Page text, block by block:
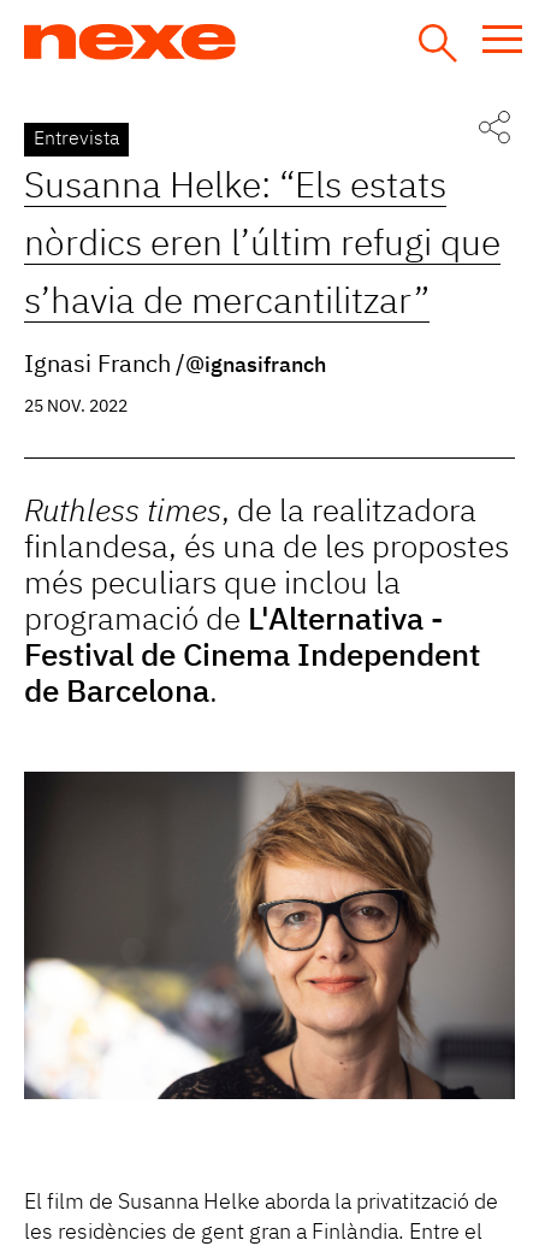
Back
to
top
Entrevista
Susanna Helke: “Els estats
nòrdics eren l’últim refugi que
s’havia de mercantilitzar”
Ignasi Franch @ignasifranch
25 NOV. 2022
Ruthless times, de la realitzadora
finlandesa, és una de les propostes
més peculiars que inclou la
programació de L'Alternativa -
Festival de Cinema Independent
de Barcelona.
El film de Susanna Helke aborda la privatització de
les residències de gent gran a Finlàndia. Entre el